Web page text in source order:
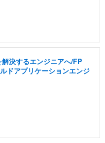
決するエンジニアへ/FP
ドアプリケーションエンジ